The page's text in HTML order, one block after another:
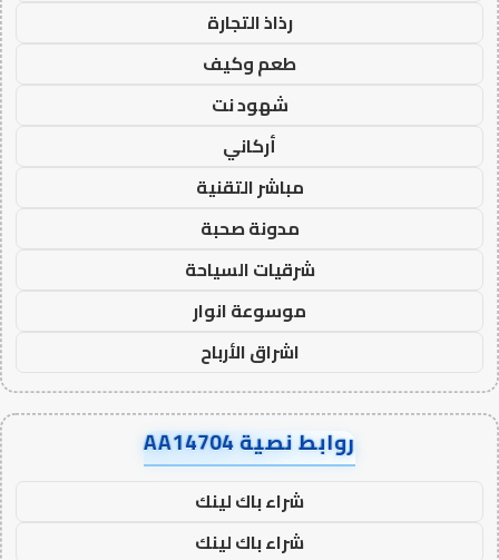
رذاذ التجارة
طعم وكيف
شهود نت
أركاني
مباشر التقنية
مدونة صحبة
شرقيات السياحة
موسوعة انوار
اشراق الأرباح
روابط نصية AA14704
شراء باك لينك
شراء باك لينك